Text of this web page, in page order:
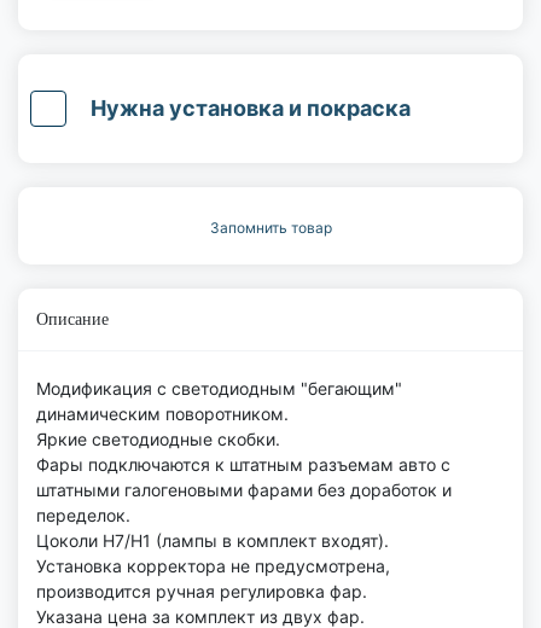
Нужна установка и покраска
Запомнить товар
Описание
Модификация с светодиодным "бегающим"
динамическим поворотником.
Яркие светодиодные скобки.
Фары подключаются к штатным разъемам авто с
штатными галогеновыми фарами без доработок и
переделок.
Цоколи H7/H1 (лампы в комплект входят).
Установка корректора не предусмотрена,
производится ручная регулировка фар.
Указана цена за комплект из двух фар.